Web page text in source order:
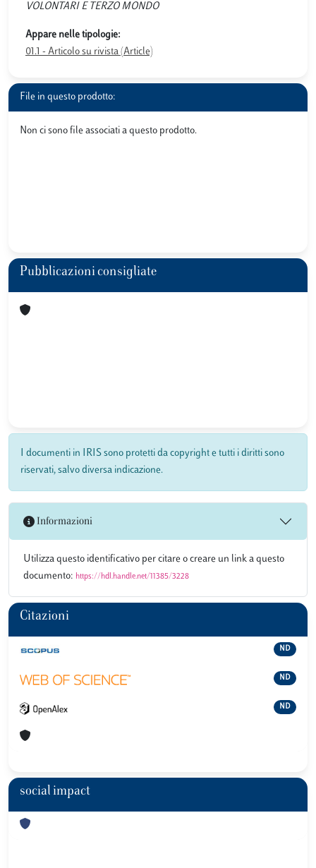
VOLONTARI E TERZO MONDO
Appare nelle tipologie:
01.1 - Articolo su rivista (Article)
File in questo prodotto:
Non ci sono file associati a questo prodotto.
Pubblicazioni consigliate
I documenti in IRIS sono protetti da copyright e tutti i diritti sono
riservati, salvo diversa indicazione.
Informazioni
Utilizza questo identificativo per citare o creare un link a questo
documento: https://hdl.handle.net/11385/3228
Citazioni
ND
ND
ND
social impact